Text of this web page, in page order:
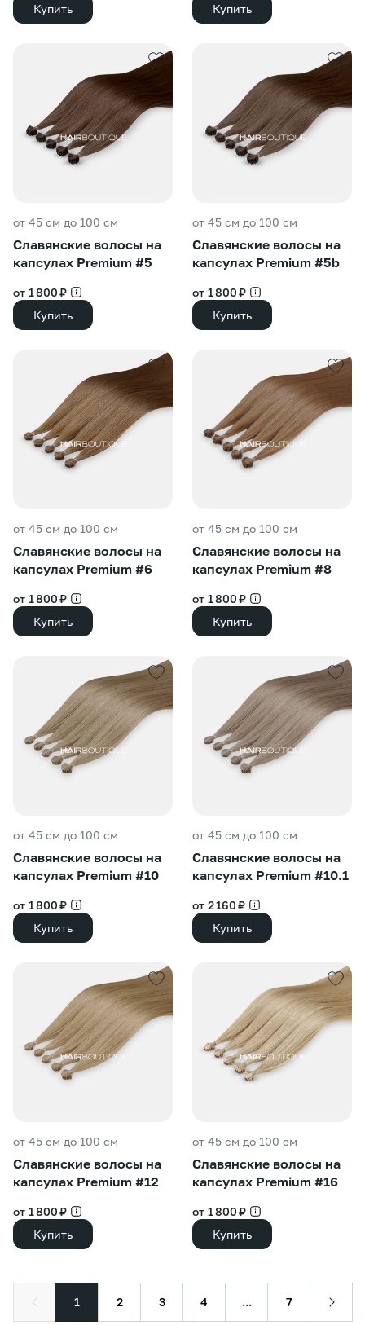
Купить
Купить
от 45 см до 100 см
Славянские волосы на
капсулах Premium #5
от 1 800 ₽
Купить
от 45 см до 100 см
Славянские волосы на
капсулах Premium #5b
от 1 800 ₽
Купить
от 45 см до 100 см
Славянские волосы на
капсулах Premium #6
от 1 800 ₽
Купить
от 45 см до 100 см
Славянские волосы на
капсулах Premium #8
от 1 800 ₽
Купить
от 45 см до 100 см
Славянские волосы на
капсулах Premium #10
от 1 800 ₽
Купить
от 45 см до 100 см
Славянские волосы на
капсулах Premium #10.1
от 2 160 ₽
Купить
от 45 см до 100 см
Славянские волосы на
капсулах Premium #12
от 1 800 ₽
Купить
от 45 см до 100 см
Славянские волосы на
капсулах Premium #16
от 1 800 ₽
Купить
1 2 3 4 ... 7